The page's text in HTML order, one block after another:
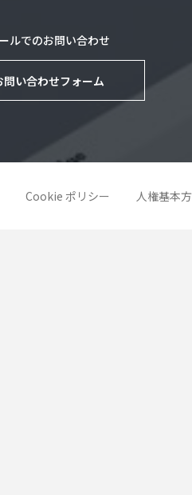
ルでのお問い合わせ
問い合わせフォーム
Cookie ポリシー 人権基本